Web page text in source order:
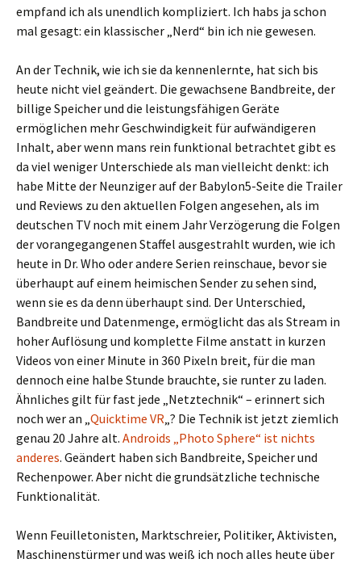
empfand ich als unendlich kompliziert. Ich habs ja schon
mal gesagt: ein klassischer „Nerd“ bin ich nie gewesen.
An der Technik, wie ich sie da kennenlernte, hat sich bis
heute nicht viel geändert. Die gewachsene Bandbreite, der
billige Speicher und die leistungsfähigen Geräte
ermöglichen mehr Geschwindigkeit für aufwändigeren
Inhalt, aber wenn mans rein funktional betrachtet gibt es
da viel weniger Unterschiede als man vielleicht denkt: ich
habe Mitte der Neunziger auf der Babylon5-Seite die Trailer
und Reviews zu den aktuellen Folgen angesehen, als im
deutschen TV noch mit einem Jahr Verzögerung die Folgen
der vorangegangenen Staffel ausgestrahlt wurden, wie ich
heute in Dr. Who oder andere Serien reinschaue, bevor sie
überhaupt auf einem heimischen Sender zu sehen sind,
wenn sie es da denn überhaupt sind. Der Unterschied,
Bandbreite und Datenmenge, ermöglicht das als Stream in
hoher Auflösung und komplette Filme anstatt in kurzen
Videos von einer Minute in 360 Pixeln breit, für die man
dennoch eine halbe Stunde brauchte, sie runter zu laden.
Ähnliches gilt für fast jede „Netztechnik“ – erinnert sich
noch wer an „Quicktime VR„? Die Technik ist jetzt ziemlich
genau 20 Jahre alt. Androids „Photo Sphere“ ist nichts
anderes. Geändert haben sich Bandbreite, Speicher und
Rechenpower. Aber nicht die grundsätzliche technische
Funktionalität.
Wenn Feuilletonisten, Marktschreier, Politiker, Aktivisten,
Maschinenstürmer und was weiß ich noch alles heute über